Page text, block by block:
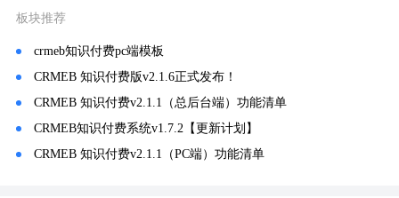
板块推荐
crmeb知识付费pc端模板
CRMEB 知识付费版v2.1.6正式发布！
CRMEB 知识付费v2.1.1（总后台端）功能清单
CRMEB知识付费系统v1.7.2【更新计划】
CRMEB 知识付费v2.1.1（PC端）功能清单